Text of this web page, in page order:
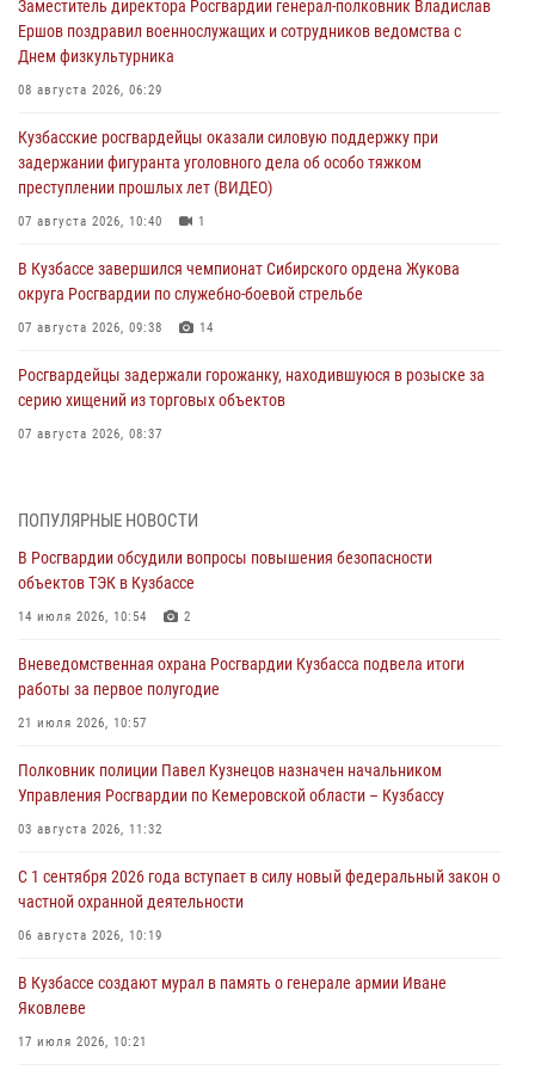
Заместитель директора Росгвардии генерал-полковник Владислав
Ершов поздравил военнослужащих и сотрудников ведомства с
Днем физкультурника
08 августа 2026, 06:29
Кузбасские росгвардейцы оказали силовую поддержку при
задержании фигуранта уголовного дела об особо тяжком
преступлении прошлых лет (ВИДЕО)
07 августа 2026, 10:40 1
В Кузбассе завершился чемпионат Сибирского ордена Жукова
округа Росгвардии по служебно-боевой стрельбе
07 августа 2026, 09:38 14
Росгвардейцы задержали горожанку, находившуюся в розыске за
серию хищений из торговых объектов
07 августа 2026, 08:37
Росгвардейцы обеспечили безопасность «Поезда Победы» в
Кузбассе
Генерал-полковник Олег Плохой поздравил специалистов
организационно-штатных подразделений Росгвардии с
07 августа 2026, 05:32
С 1 сентября 2026 года вступает в силу новый федеральный закон о
06 августа 2026, 10:19
Росгвардейцы задержали предполагаемого виновника причинения
06 августа 2026, 09:18
ПОПУЛЯРНЫЕ НОВОСТИ
В Росгвардии обсудили вопросы повышения безопасности
объектов ТЭК в Кузбассе
14 июля 2026, 10:54 2
Вневедомственная охрана Росгвардии Кузбасса подвела итоги
работы за первое полугодие
21 июля 2026, 10:57
Полковник полиции Павел Кузнецов назначен начальником
Управления Росгвардии по Кемеровской области – Кузбассу
03 августа 2026, 11:32
С 1 сентября 2026 года вступает в силу новый федеральный закон о
частной охранной деятельности
06 августа 2026, 10:19
В Кузбассе создают мурал в память о генерале армии Иване
Яковлеве
17 июля 2026, 10:21